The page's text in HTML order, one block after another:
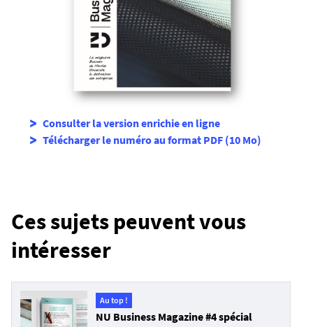
Consulter la version enrichie en ligne
Télécharger le numéro au format PDF (10 Mo)
Ces sujets peuvent vous
intéresser
Au top !
NU Business Magazine #4 spécial